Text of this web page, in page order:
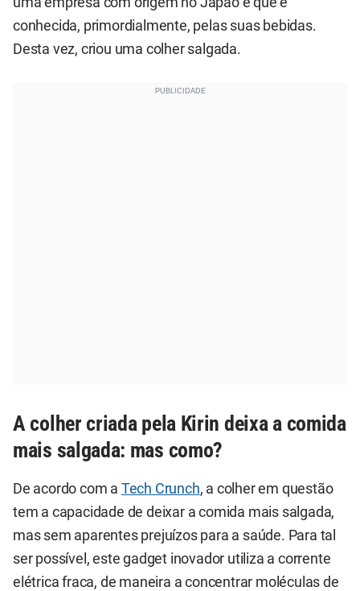
conhecida, primordialmente, pelas suas bebidas.
Desta vez, criou uma colher salgada.
A colher criada pela Kirin deixa a comida
mais salgada: mas como?
De acordo com a Tech Crunch, a colher em questão
tem a capacidade de deixar a comida mais salgada,
mas sem aparentes prejuízos para a saúde. Para tal
ser possível, este gadget inovador utiliza a corrente
elétrica fraca, de maneira a concentrar moléculas de